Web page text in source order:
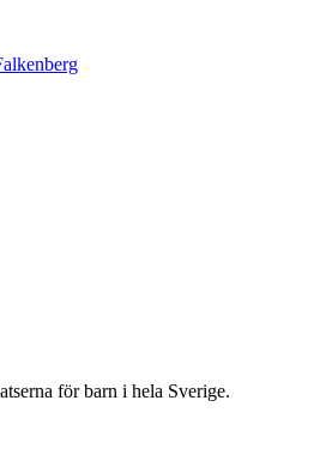
för barn i hela Sverige.